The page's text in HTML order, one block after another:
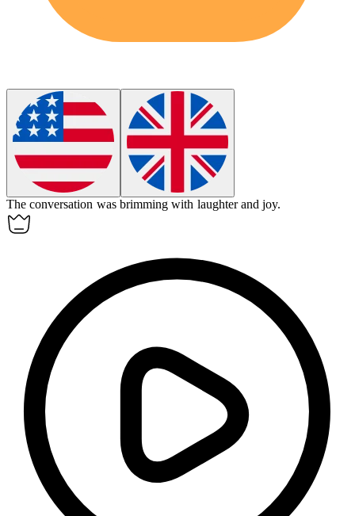
The conversation was brimming with laughter and joy.